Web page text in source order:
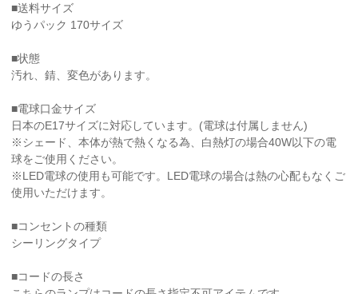
■送料サイズ
ゆうパック 170サイズ
■状態
汚れ、錆、変色があります。
■電球口金サイズ
日本のE17サイズに対応しています。(電球は付属しません)
※シェード、本体が熱で熱くなる為、白熱灯の場合40W以下の電
球をご使用ください。
※LED電球の使用も可能です。LED電球の場合は熱の心配もなくご
使用いただけます。
■コンセントの種類
シーリングタイプ
■コードの長さ